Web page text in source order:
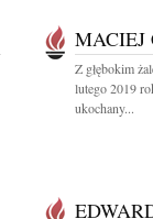
MACIEJ
Z głębokim
lutego 2019
ukochany...